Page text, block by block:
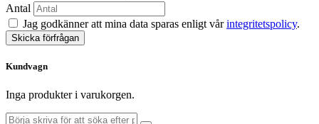
Antal
Jag godkänner att mina data sparas enligt vårintegritetspolicy.
Skicka förfrågan
Kundvagn
Inga produkter i varukorgen.